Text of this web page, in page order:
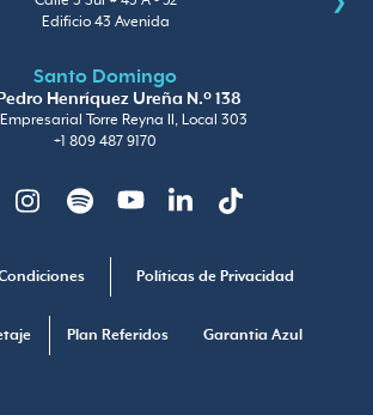
Edificio 43 Avenida
Santo Domingo
Henríquez Ureña N.º 138
Torre Reyna II, Local 303
+1 809 487 9170
Políticas de Privacidad
Plan Referidos Garantia Azul
InstagramSpotify YoutubeLinkedinTikTok